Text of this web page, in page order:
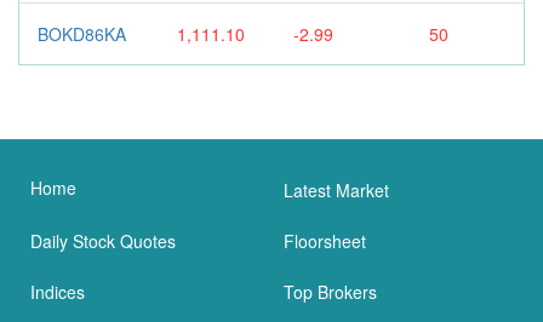
BOKD86KA 1,111.10 -2.99 50
Home Latest Market
Daily Stock Quotes Floorsheet
Indices Top Brokers